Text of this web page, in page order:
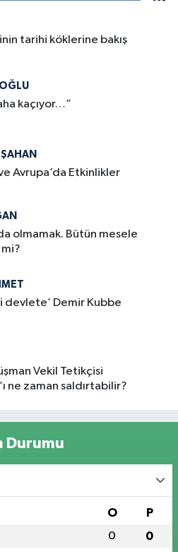
tarihi köklerine bakış
kaçıyor…”
Avrupa’da Etkinlikler
olmamak. Bütün mesele
devlete’ Demir Kubbe
Vekil Tetikçisi
ne zaman saldırtabilir?
Durumu
O P
0 0